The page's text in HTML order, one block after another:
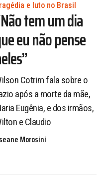
e luto no Brasil
tem um dia
eu não pense
Cotrim fala sobre o
após a morte da mãe,
Eugênia, e dos irmãos,
e Claudio
Morosini